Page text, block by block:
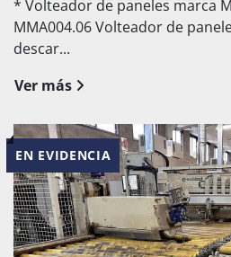
* Volteador de paneles marca
MMA004.06 Volteador de
descar...
Ver más
EN EVIDENCIA